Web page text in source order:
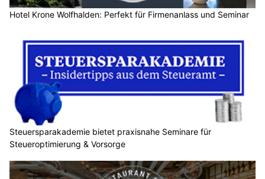
Hotel Krone Wolfhalden: Perfekt für Firmenanlass und Seminar
Steuersparakademie bietet praxisnahe Seminare für
Steueroptimierung & Vorsorge